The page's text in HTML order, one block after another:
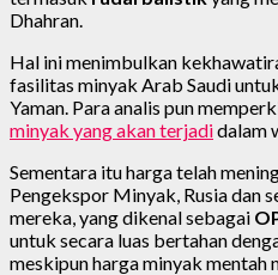
Dhahran.
Hal ini menimbulkan
fasilitas minyak Arab Saudi
Yaman. Para analis pun
minyak yang akan terjadidalam
Sementara itu harga telah
Pengekspor Minyak, Rusia dan
mereka, yang dikenal sebagai
untuk secara luas bertahan
meskipun harga minyak mentah